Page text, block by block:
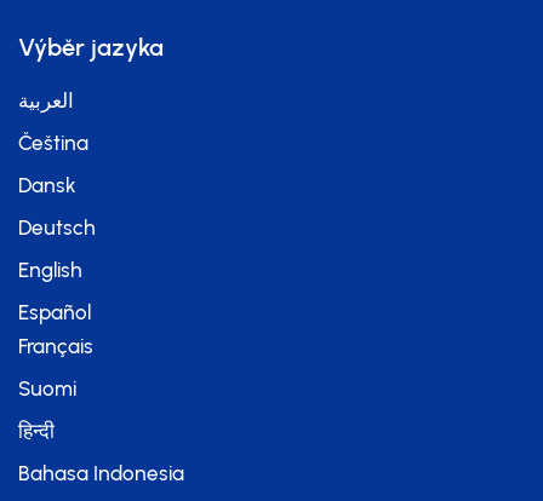
Výběr jazyka
العربية
Čeština
Dansk
Deutsch
English
Español
Français
Suomi
हिन्दी
Bahasa Indonesia